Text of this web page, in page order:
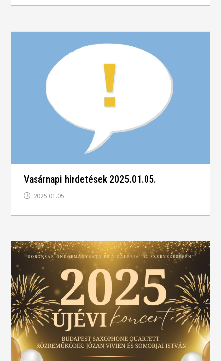
Vasárnapi hirdetések 2025.01.05.
2025.01.05.